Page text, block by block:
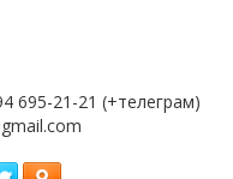
695-21-21 (+телеграм)